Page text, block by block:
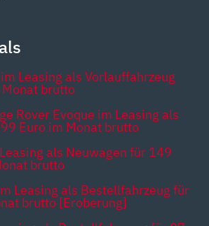
Leasing als Vorlauffahrzeug
brutto
Rover Evoque im Leasing als
Euro im Monat brutto
als Neuwagen für 149
brutto
Leasing als Bestellfahrzeug für
brutto [Eroberung]